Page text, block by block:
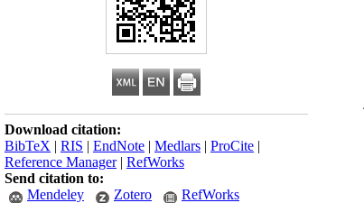
Download citation:
BibTeX | RIS | EndNote | Medlars | ProCite |
Reference Manager| RefWorks
Send citation to:
Mendeley
Zotero RefWorks